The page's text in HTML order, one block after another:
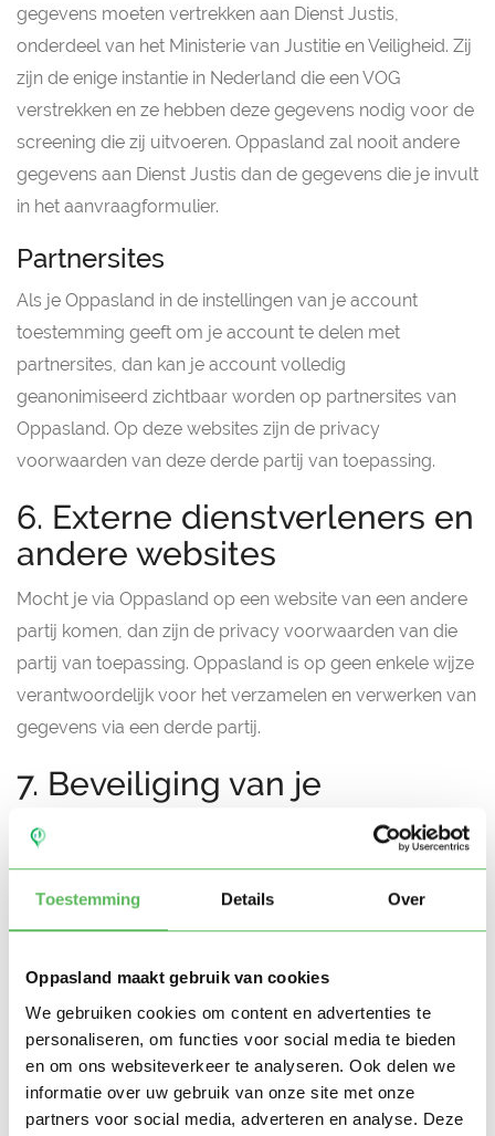
Toestemming Details Over
Oppasland maakt gebruik van cookies
We gebruiken cookies om content en advertenties te
personaliseren, om functies voor social media te bieden
en om ons websiteverkeer te analyseren. Ook delen we
informatie over uw gebruik van onze site met onze
partners voor social media, adverteren en analyse. Deze
gegevens moeten vertrekken aan Dienst Justis,
onderdeel van het Ministerie van Justitie en Veiligheid. Zij
zijn de enige instantie in Nederland die een VOG
verstrekken en ze hebben deze gegevens nodig voor de
screening die zij uitvoeren. Oppasland zal nooit andere
gegevens aan Dienst Justis dan de gegevens die je invult
in het aanvraagformulier.
Partnersites
Als je Oppasland in de instellingen van je account
toestemming geeft om je account te delen met
partnersites, dan kan je account volledig
geanonimiseerd zichtbaar worden op partnersites van
Oppasland. Op deze websites zijn de privacy
voorwaarden van deze derde partij van toepassing.
6. Externe dienstverleners en
andere websites
Mocht je via Oppasland op een website van een andere
partij komen, dan zijn de privacy voorwaarden van die
partij van toepassing. Oppasland is op geen enkele wijze
verantwoordelijk voor het verzamelen en verwerken van
gegevens via een derde partij.
7. Beveiliging van je
gegevens
Oppasland doet er alles aan om je persoonsgegevens
zo goed mogelijk te beveiligen, zodat deze niet in
onrechtmatige handen komen. Om dit te kunnen
Oppasland inzage in de database, mits dit voor hun
functie nodig is. Andere beveiligingsmaatregelen die
genomen worden door Oppasland, zijn:
Logische toegangscontrole om ongeoorloofd